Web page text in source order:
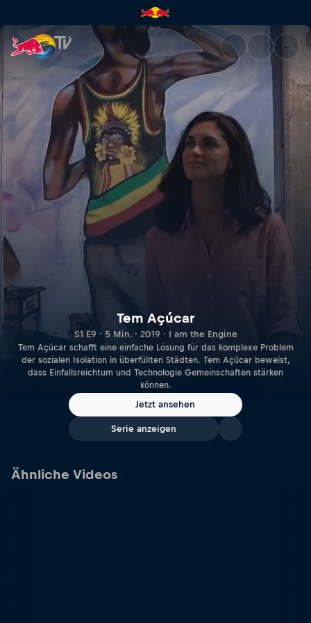
Tem Açúcar | Red Bull TV
Tem Açúcar
S1 E9 · 5 Min. · 2019 · I am the Engine
Tem Açúcar schafft eine einfache Lösung für das komplexe Problem
der sozialen Isolation in überfüllten Städten. Tem Açúcar beweist,
dass Einfallsreichtum und Technologie Gemeinschaften stärken
können.
Jetzt ansehen
Serie anzeigen
Ähnliche Videos